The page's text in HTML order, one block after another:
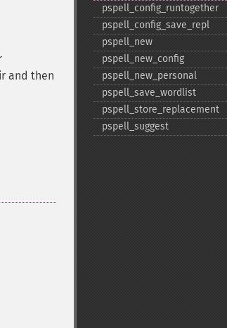
and then
pspell_​config_​runtogether
pspell_​config_​save_​repl
pspell_​new
pspell_​new_​config
pspell_​new_​personal
pspell_​save_​wordlist
pspell_​store_​replacement
pspell_​suggest